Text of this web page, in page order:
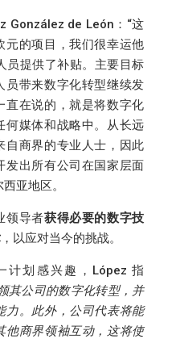
González de León：“这
元的项目，我们很幸运他
员提供了补贴。主要目标
员带来数字化转型继续发
直在说的，就是将数字化
何媒体和战略中。从长远
自商界的专业人士，因此
发出所有公司在国家层面
亚地区。
领导者获得必要的数字技
，以应对当今的挑战。
计划感兴趣，López 指
其公司的数字化转型，并
力。此外，公司代表将能
他商界领袖互动，这将使